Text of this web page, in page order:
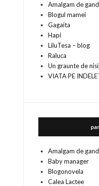
Amalgam de
Blogul mamei
Gagaita
Hapi
LiluTesa – blog
Raluca
Un graunte de
VIATA PE
Amalgam de
Baby manager
Blogonovela
Calea Lactee